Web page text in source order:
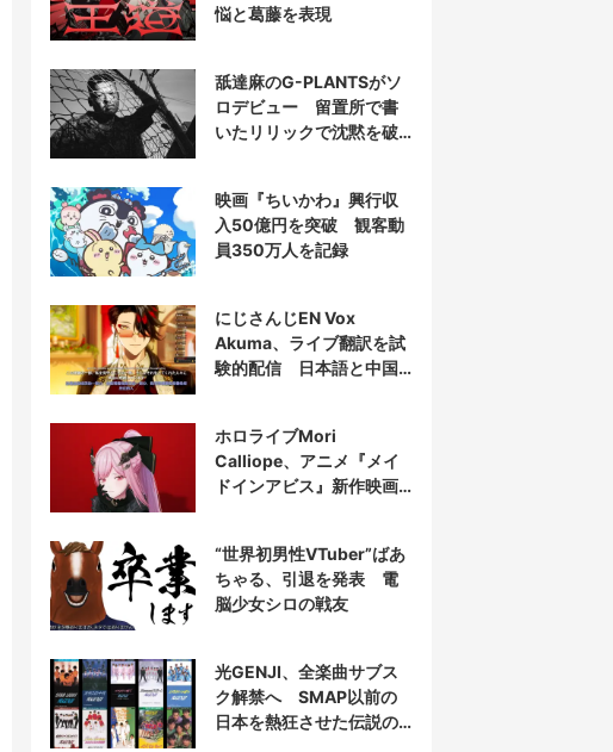
悩と葛藤を表現
舐達麻のG-PLANTSがソ
ロデビュー 留置所で書
いたリリックで沈黙を破
映画『ちいかわ』興行収
入50億円を突破 観客動
員350万人を記録
にじさんじEN Vox
Akuma、ライブ翻訳を試
験的配信 日本語と中国
ホロライブMori
Calliope、アニメ『メイ
ドインアビス』新作映画
“世界初男性VTuber”ばあ
ちゃる、引退を発表 電
脳少女シロの戦友
光GENJI、全楽曲サブス
ク解禁へ SMAP以前の
日本を熱狂させた伝説の